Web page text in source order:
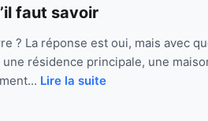
faut savoir
? La réponse est oui, mais avec
résidence principale, une
Lire la suite